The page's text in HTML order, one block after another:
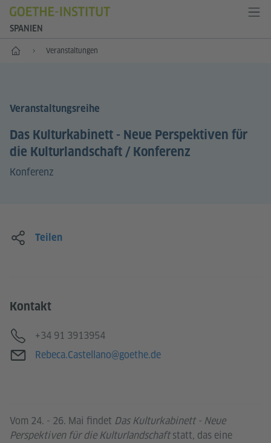
SPANIEN
Start Veranstaltungen
Veranstaltungsreihe
Das Kulturkabinett - Neue Perspektiven für
die Kulturlandschaft / Konferenz
Konferenz
Vom 24. - 26. Mai findet Das Kulturkabinett - Neue
Perspektiven für die Kulturlandschaftstatt, das eine
Teilen
Kontakt
Telefon
+34 91 3913954
E-Mail
Rebeca.Castellano@goethe.de